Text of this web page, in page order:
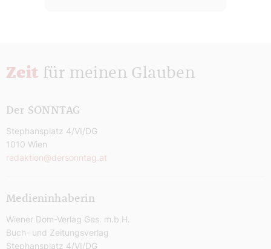
Zeit für meinen Glauben
Der SONNTAG
Stephansplatz 4/VI/DG
1010 Wien
redaktion@dersonntag.at
Medieninhaberin
Wiener Dom-Verlag Ges. m.b.H.
Buch- und Zeitungsverlag
Stephansplatz 4/VI/DG